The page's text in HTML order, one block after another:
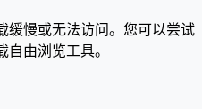
缓慢或无法访问。您可以尝试
由浏览工具。